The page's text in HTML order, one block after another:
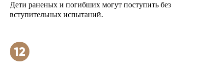
Дети раненых и погибших могут поступить без
вступительных испытаний.